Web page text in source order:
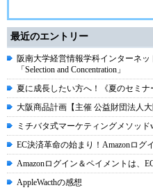
最近のエントリー
阪南大学経営情報学科インターネ
「Selection and Concentration」
夏に成長したい方へ！《夏のセミナ
大阪商品計画【主催 公益財団法人
ミチバタ式マーケティングメソッド
EC決済革命の始まり！Amazonログ
Amazonログイン＆ペイメントは、
AppleWacthの感想